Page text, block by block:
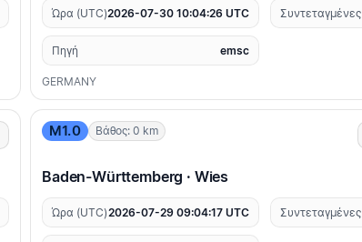
Ώρα (UTC)2026-07-30 10:04:26 UTC Συντεταγμένες
Πηγή emsc
GERMANY
M1.0 Βάθος: 0 km
Baden-Württemberg · Wies
Ώρα (UTC)2026-07-29 09:04:17 UTC Συντεταγμένες